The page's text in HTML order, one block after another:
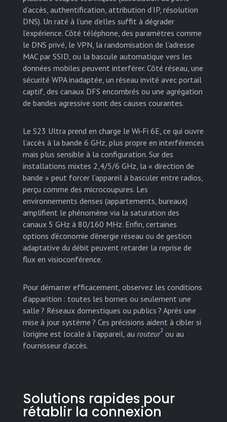
d’accès, authentification, attribution d’IP, résolution
DNS). Un raté à l’une d’elles suffit à dégrader
l’expérience. Côté téléphone, des paramètres comme
le DNS privé, le VPN, la randomisation de l’adresse
MAC par SSID, ou la bascule automatique vers les
données mobiles peuvent interférer. Côté réseau, une
sécurité WPA inadaptée, un réseau invité avec portail
captif, des canaux DFS encombrés ou une agrégation
de bandes agressive sont des causes courantes.
Le S23 Ultra prend en charge le Wi‑Fi 6E, ce qui ouvre
l’accès à la bande 6 GHz, plus propre en interférences
mais plus sensible à la configuration. Sur des
installations mixtes 2,4/5/6 GHz, la « direction de
bande » peut forcer l’appareil à basculer entre radios,
perçu comme des microcoupures. Les
environnements denses (appartements, bureaux)
amplifient le phénomène via la saturation des
canaux 5 GHz à 80/160 MHz. Enfin, certaines
options d’économie d’énergie réseau ou de gestion
adaptative du débit peuvent retarder la reprise de
flux en visioconférence.
Pour démarrer efficacement, observez les conditions
d’apparition : toutes les bornes ou seulement une
salle ? Réseaux domestiques ou publics ? Après une
mise à jour système ? Ces précisions aident à cibler si
l’origine est locale à l’appareil, au routeur2ou au
fournisseur d’accès.
Solutions rapides pour
rétablir la connexion